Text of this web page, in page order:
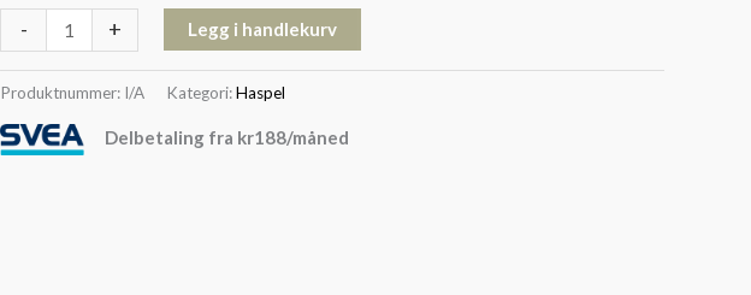
- + Legg i handlekurv
Produktnummer: I/A Kategori:Haspel
Delbetaling fra kr188/måned